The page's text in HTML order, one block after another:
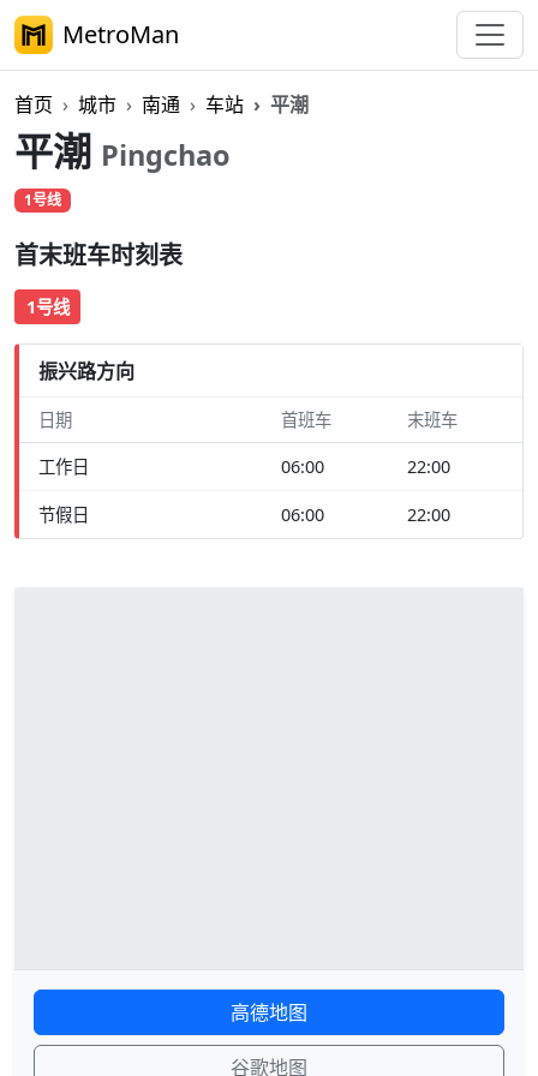
MetroMan
首页 城市 南通 车站 平潮
平潮 Pingchao
1号线
首末班车时刻表
1号线
振兴路方向
日期 首班车 末班车
工作日 06:00 22:00
节假日 06:00 22:00
高德地图
谷歌地图